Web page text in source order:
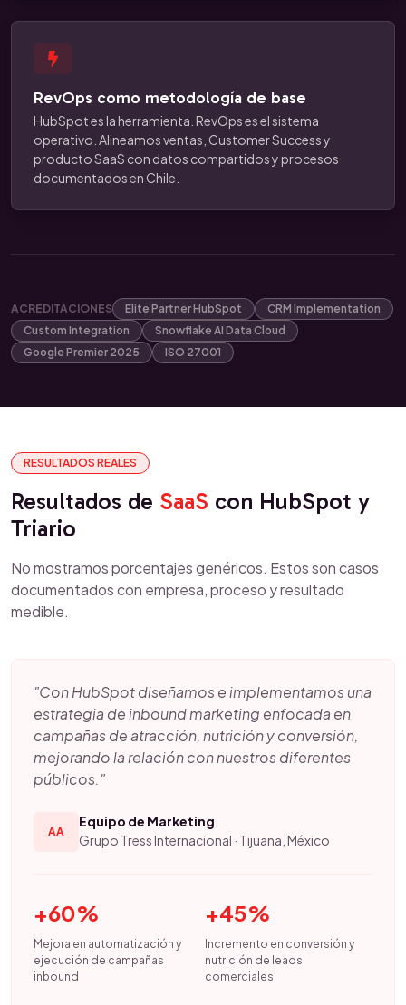
RevOps como metodología de base
HubSpot es la herramienta. RevOps es el sistema
operativo. Alineamos ventas, Customer Success y
producto SaaS con datos compartidos y procesos
documentados en Chile.
ACREDITACIONES Elite Partner HubSpot
CRM Implementation
Custom Integration
Snowflake AI Data Cloud
Google Premier 2025
ISO 27001
RESULTADOS REALES
Resultados de SaaS con HubSpot y
Triario
No mostramos porcentajes genéricos. Estos son casos
documentados con empresa, proceso y resultado
medible.
"Con HubSpot diseñamos e implementamos una
estrategia de inbound marketing enfocada en
campañas de atracción, nutrición y conversión,
mejorando la relación con nuestros diferentes
públicos."
AA
Equipo de Marketing
Grupo Tress Internacional · Tijuana, México
+60%
Mejora en automatización y
ejecución de campañas
inbound
+45%
Incremento en conversión y
nutrición de leads
comerciales